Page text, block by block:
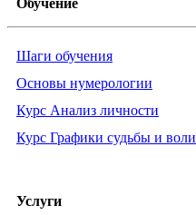
Шаги обучения
Основы нумерологии
Курс Анализ личности
Курс Графики судьбы и воли
Услуги